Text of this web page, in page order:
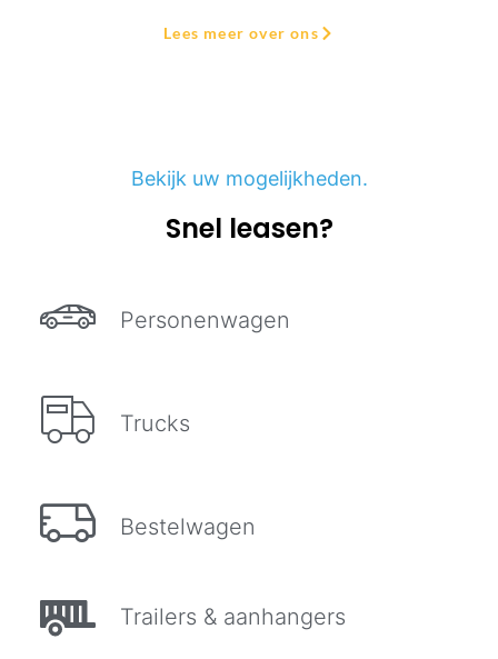
Lees meer over ons
Bekijk uw mogelijkheden.
Snel leasen?
Personenwagen
Trucks
Bestelwagen
Trailers & aanhangers